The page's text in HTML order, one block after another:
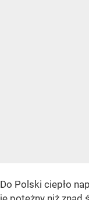
Do Polski ciepło